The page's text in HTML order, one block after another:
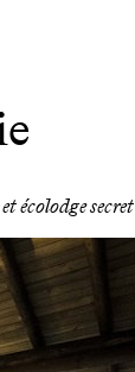
écolodge secret